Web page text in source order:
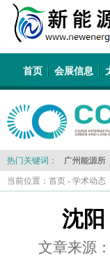
首页 会展信息
热门关键词： 广州能源所
当前位置： 首页 - 学术动态
沈
文章来源：